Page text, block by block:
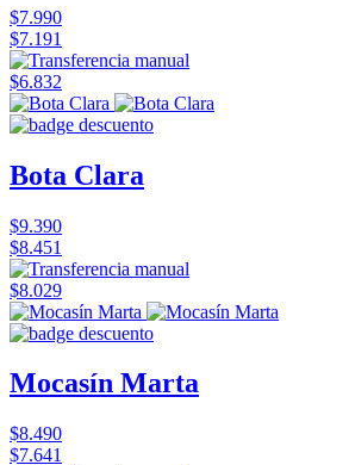
$7.990
$7.191
$6.832
Bota Clara
$9.390
$8.451
$8.029
Mocasín Marta
$8.490
$7.641